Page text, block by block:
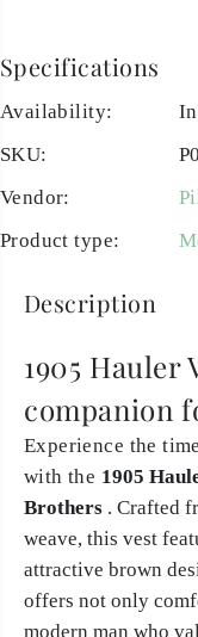
Specifications
Availability:
SKU:
Vendor:
Product type:
Description
1905 Hauler
companion
Experience the
with the 1905
Brothers . Crafted
weave, this vest
attractive brown
offers not only
modern man who